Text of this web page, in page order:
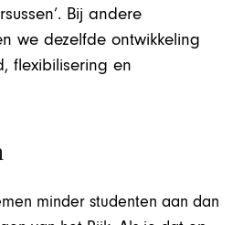
Bij andere
we dezelfde ontwikkeling
flexibilisering en
minder studenten aan dan